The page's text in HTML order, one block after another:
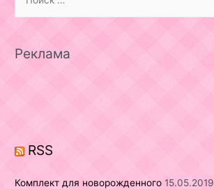
r
:
Реклама
RSS
Комплект для новорожденного 15.05.2019